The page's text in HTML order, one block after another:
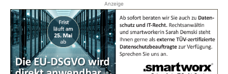
Anzeige